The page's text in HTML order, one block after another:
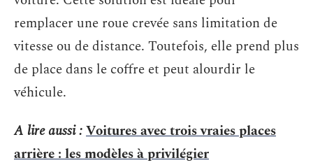
remplacer une roue crevée sans limitation de
vitesse ou de distance. Toutefois, elle prend plus
de place dans le coffre et peut alourdir le
véhicule.
A lire aussi :Voitures avec trois vraies places
arrière : les modèles à privilégier